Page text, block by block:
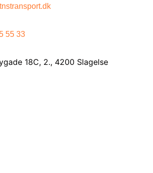
55 33
18C, 2., 4200 Slagelse